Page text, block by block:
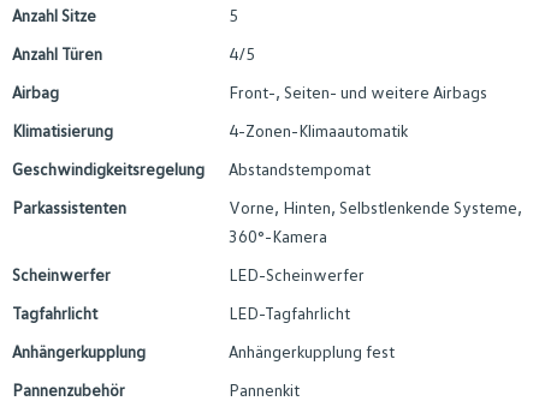
Anzahl Sitze
5
Anzahl Türen
4/5
Airbag
Front-, Seiten- und weitere Airbags
Klimatisierung
4-Zonen-Klimaautomatik
Geschwindigkeitsregelung
Abstandstempomat
Parkassistenten
Vorne, Hinten, Selbstlenkende Systeme,
360°-Kamera
Scheinwerfer
LED-Scheinwerfer
Tagfahrlicht
LED-Tagfahrlicht
Anhängerkupplung
Anhängerkupplung fest
Pannenzubehör
Pannenkit